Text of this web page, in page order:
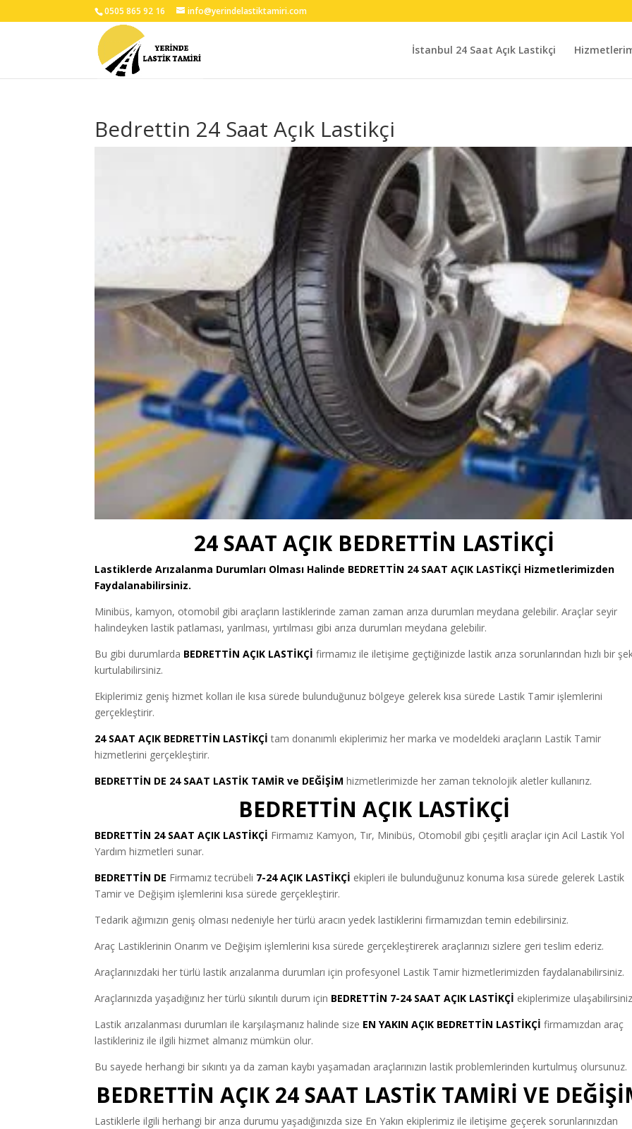
0505 865 92 16 info@yerindelastiktamiri.com
İstanbul 24 Saat Açık Lastikçi
Bedrettin 24 Saat Açık Lastikçi
24 SAAT AÇIK BEDRETTİN LASTİKÇİ
Lastiklerde Arızalanma Durumları Olması Halinde BEDRETTİN 24 SAAT AÇIK LASTİKÇİ Hizmetlerimizden
Faydalanabilirsiniz.
Minibüs, kamyon, otomobil gibi araçların lastiklerinde zaman zaman arıza durumları meydana gelebilir. Araçlar seyir
halindeyken lastik patlaması, yarılması, yırtılması gibi arıza durumları meydana gelebilir.
Bu gibi durumlarda BEDRETTİN AÇIK LASTİKÇİ firmamız ile iletişime geçtiğinizde lastik arıza sorunlarından hızlı bir
kurtulabilirsiniz.
Ekiplerimiz geniş hizmet kolları ile kısa sürede bulunduğunuz bölgeye gelerek kısa sürede Lastik Tamir işlemlerini
gerçekleştirir.
24 SAAT AÇIK BEDRETTİN LASTİKÇİ tam donanımlı ekiplerimiz her marka ve modeldeki araçların Lastik Tamir
hizmetlerini gerçekleştirir.
BEDRETTİN DE 24 SAAT LASTİK TAMİR ve DEĞİŞİM hizmetlerimizde her zaman teknolojik aletler kullanırız.
BEDRETTİN AÇIK LASTİKÇİ
BEDRETTİN 24 SAAT AÇIK LASTİKÇİ Firmamız Kamyon, Tır, Minibüs, Otomobil gibi çeşitli araçlar için Acil Lastik Yol
Yardım hizmetleri sunar.
BEDRETTİN DE Firmamız tecrübeli 7-24 AÇIK LASTİKÇİ ekipleri ile bulunduğunuz konuma kısa sürede gelerek Lastik
Tamir ve Değişim işlemlerini kısa sürede gerçekleştirir.
Tedarik ağımızın geniş olması nedeniyle her türlü aracın yedek lastiklerini firmamızdan temin edebilirsiniz.
Araç Lastiklerinin Onarım ve Değişim işlemlerini kısa sürede gerçekleştirerek araçlarınızı sizlere geri teslim ederiz.
Araçlarınızdaki her türlü lastik arızalanma durumları için profesyonel Lastik Tamir hizmetlerimizden faydalanabilirsiniz.
Araçlarınızda yaşadığınız her türlü sıkıntılı durum için BEDRETTİN 7-24 SAAT AÇIK LASTİKÇİ ekiplerimize
Lastik arızalanması durumları ile karşılaşmanız halinde size EN YAKIN AÇIK BEDRETTİN LASTİKÇİ firmamızdan araç
lastikleriniz ile ilgili hizmet almanız mümkün olur.
Bu sayede herhangi bir sıkıntı ya da zaman kaybı yaşamadan araçlarınızın lastik problemlerinden kurtulmuş olursunuz.
BEDRETTİN AÇIK 24 SAAT LASTİK TAMİRİ VE
Lastiklerle ilgili herhangi bir arıza durumu yaşadığınızda size En Yakın ekiplerimiz ile iletişime geçerek sorunlarınızdan